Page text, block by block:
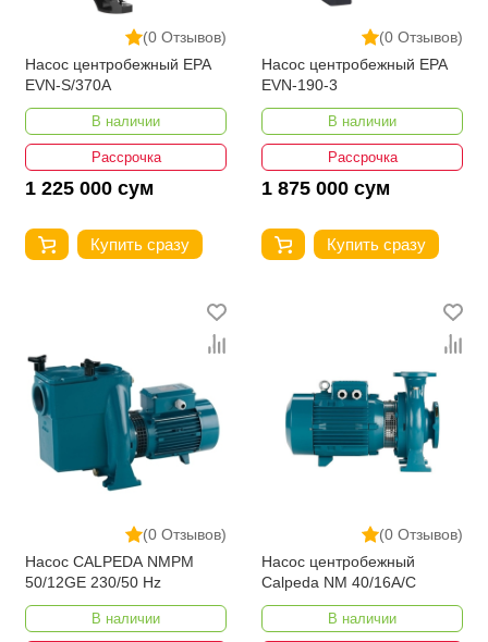
(0 Отзывов)
Насос центробежный EPA
EVN-S/370A
В наличии
Рассрочка
1 225 000 сум
Купить сразу
(0 Отзывов)
Насос центробежный EPA
EVN-190-3
В наличии
Рассрочка
1 875 000 сум
Купить сразу
(0 Отзывов)
Насос CALPEDA NMPM
50/12GE 230/50 Hz
В наличии
(0 Отзывов)
Насос центробежный
Calpeda NM 40/16A/C
В наличии